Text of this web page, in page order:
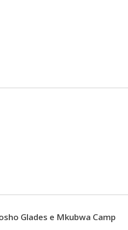
Glades e Mkubwa Camp